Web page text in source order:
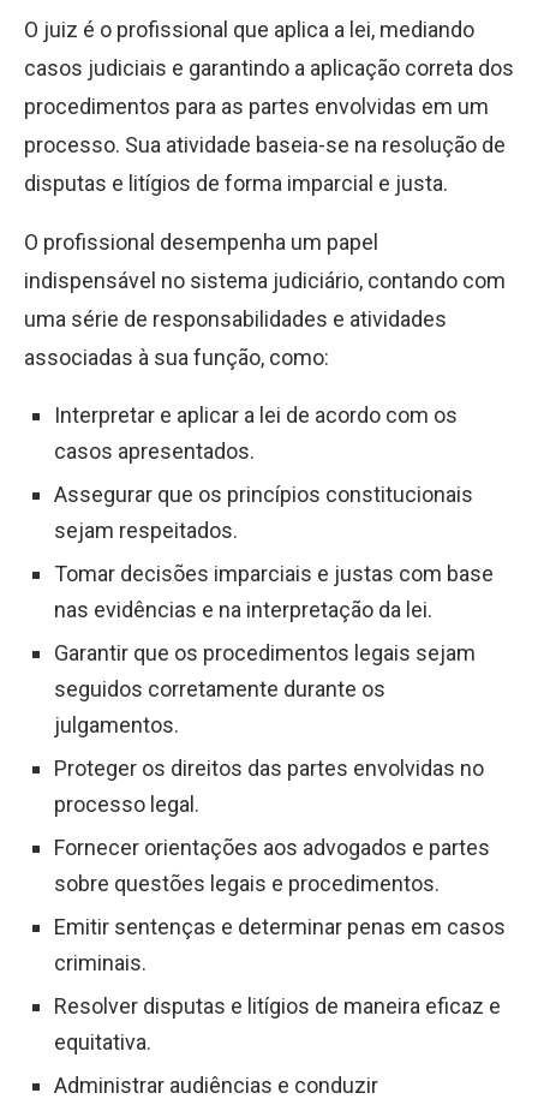
O juiz é o profissional que aplica a lei, mediando
casos judiciais e garantindo a aplicação correta dos
procedimentos para as partes envolvidas em um
processo. Sua atividade baseia-se na resolução de
disputas e litígios de forma imparcial e justa.
O profissional desempenha um papel
indispensável no sistema judiciário, contando com
uma série de responsabilidades e atividades
associadas à sua função, como:
Interpretar e aplicar a lei de acordo com os
casos apresentados.
Assegurar que os princípios constitucionais
sejam respeitados.
Tomar decisões imparciais e justas com base
nas evidências e na interpretação da lei.
Garantir que os procedimentos legais sejam
seguidos corretamente durante os
julgamentos.
Proteger os direitos das partes envolvidas no
processo legal.
Fornecer orientações aos advogados e partes
sobre questões legais e procedimentos.
Emitir sentenças e determinar penas em casos
criminais.
Resolver disputas e litígios de maneira eficaz e
equitativa.
Administrar audiências e conduzir